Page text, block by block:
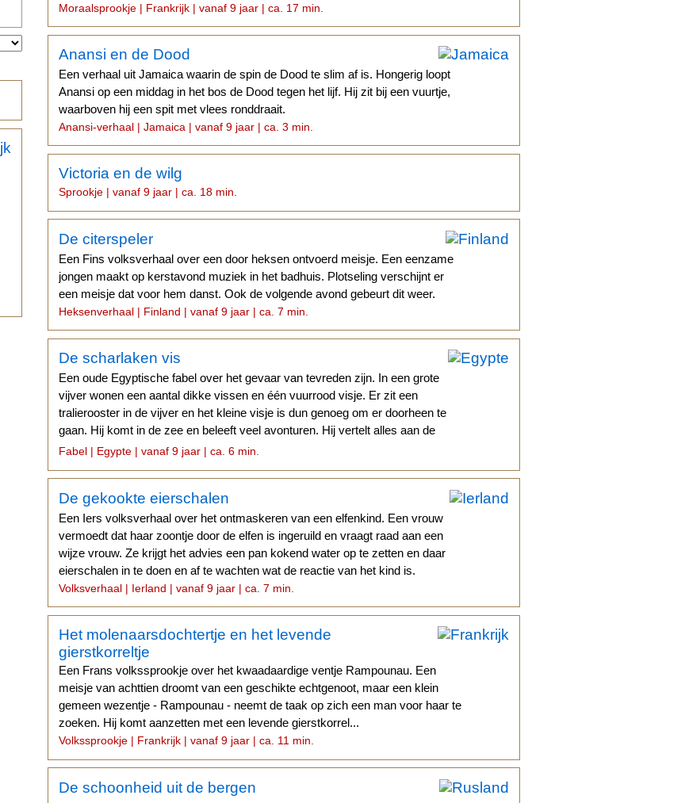
Moraalsprookje | Frankrijk | vanaf 9 jaar | ca. 17 min.
Anansi en de Dood
Een verhaal uit Jamaica waarin de spin de Dood te slim af is. Hongerig loopt
Anansi op een middag in het bos de Dood tegen het lijf. Hij zit bij een vuurtje,
waarboven hij een spit met vlees ronddraait.
Anansi-verhaal | Jamaica | vanaf 9 jaar | ca. 3 min.
Victoria en de wilg
Sprookje | vanaf 9 jaar | ca. 18 min.
De citerspeler
Een Fins volksverhaal over een door heksen ontvoerd meisje. Een eenzame
jongen maakt op kerstavond muziek in het badhuis. Plotseling verschijnt er
een meisje dat voor hem danst. Ook de volgende avond gebeurt dit weer.
Heksenverhaal | Finland | vanaf 9 jaar | ca. 7 min.
De scharlaken vis
Een oude Egyptische fabel over het gevaar van tevreden zijn. In een grote
vijver wonen een aantal dikke vissen en één vuurrood visje. Er zit een
tralierooster in de vijver en het kleine visje is dun genoeg om er doorheen te
gaan. Hij komt in de zee en beleeft veel avonturen. Hij vertelt alles aan de
andere vissen...
Fabel | Egypte | vanaf 9 jaar | ca. 6 min.
De gekookte eierschalen
Een Iers volksverhaal over het ontmaskeren van een elfenkind. Een vrouw
vermoedt dat haar zoontje door de elfen is ingeruild en vraagt raad aan een
wijze vrouw. Ze krijgt het advies een pan kokend water op te zetten en daar
eierschalen in te doen en af te wachten wat de reactie van het kind is.
Volksverhaal | Ierland | vanaf 9 jaar | ca. 7 min.
Het molenaarsdochtertje en het levende
gierstkorreltje
Een Frans volkssprookje over het kwaadaardige ventje Rampounau. Een
meisje van achttien droomt van een geschikte echtgenoot, maar een klein
gemeen wezentje - Rampounau - neemt de taak op zich een man voor haar te
zoeken. Hij komt aanzetten met een levende gierstkorrel...
Volkssprookje | Frankrijk | vanaf 9 jaar | ca. 11 min.
De schoonheid uit de bergen